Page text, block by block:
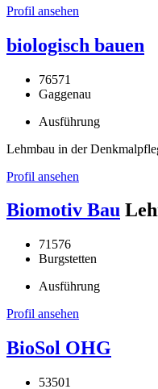
Profil ansehen
biologisch bauen
76571
Gaggenau
Ausführung
Lehmbau in der
Profil ansehen
Biomotiv Bau
71576
Burgstetten
Ausführung
Profil ansehen
BioSol OHG
53501